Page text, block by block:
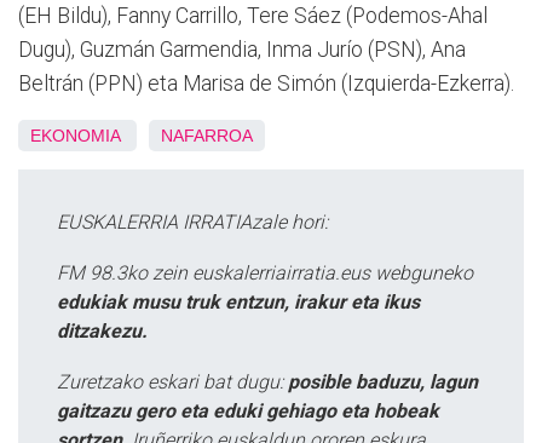
(EH Bildu), Fanny Carrillo, Tere Sáez (Podemos-Ahal
Dugu), Guzmán Garmendia, Inma Jurío (PSN), Ana
Beltrán (PPN) eta Marisa de Simón (Izquierda-Ezkerra).
EKONOMIA NAFARROA
EUSKALERRIA IRRATIAzale hori:
FM 98.3ko zein euskalerriairratia.eus webguneko
edukiak musu truk entzun, irakur eta ikus
ditzakezu.
Zuretzako eskari bat dugu: posible baduzu, lagun
gaitzazu gero eta eduki gehiago eta hobeak